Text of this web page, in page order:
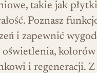
takie jak
Poznasz
i zapewnić
oświetlenia,
i regeneracji.